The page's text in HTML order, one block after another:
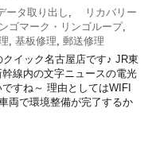
ータ取り出し
リカバリー
ゴマーク・リンゴループ,
基板修理 郵送修理
イック名古屋店です♪ JR東
線内の文字ニュースの電光
すね～ 理由としてはWIFI
両で環境整備が完了するか